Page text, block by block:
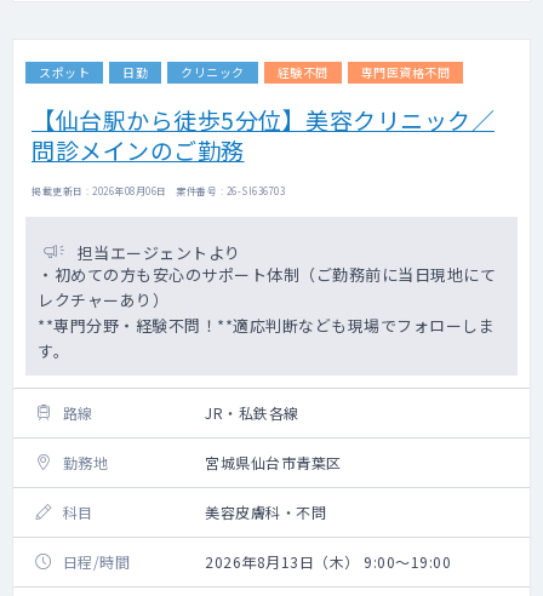
スポット 日勤 クリニック 経験不問 専門医資格不問
【仙台駅から徒歩5分位】美容クリニック／
問診メインのご勤務
掲載更新日 : 2026年08月06日 案件番号 : 26-SI636703
担当エージェントより
・初めての方も安心のサポート体制（ご勤務前に当日現地にて
レクチャーあり）
**専門分野・経験不問！**適応判断なども現場でフォローしま
す。
路線 JR・私鉄各線
勤務地 宮城県仙台市青葉区
科目 美容皮膚科・不問
日程/時間 2026年8月13日（木） 9:00～19:00